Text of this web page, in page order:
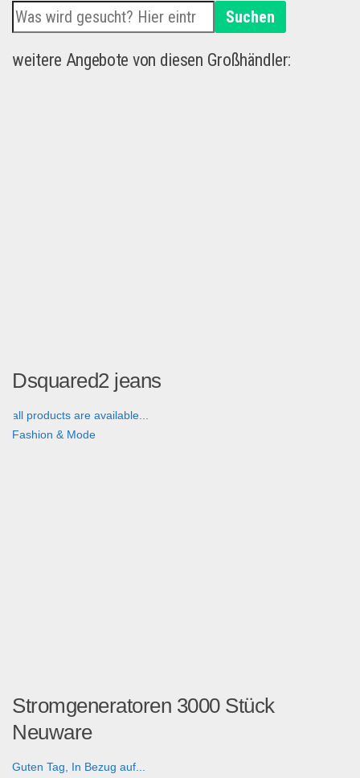
Suchen
weitere Angebote von diesen Großhändler:
Dsquared2 jeans
all products are available...
Fashion & Mode
Stromgeneratoren 3000 Stück
Neuware
Guten Tag, In Bezug auf...